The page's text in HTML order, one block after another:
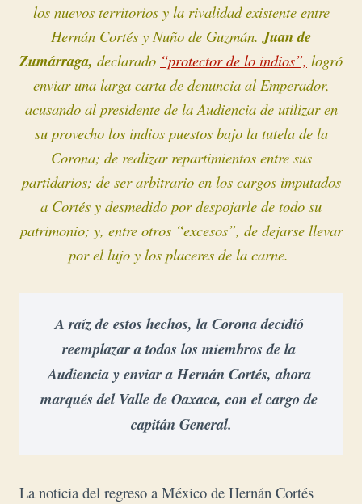
los nuevos territorios y la rivalidad existente entre
Hernán Cortés y Nuño de Guzmán.Juan de
Zumárraga, declarado “protector de lo indios”, logró
enviar una larga carta de denuncia al Emperador,
acusando al presidente de la Audiencia de utilizar en
su provecho los indios puestos bajo la tutela de la
Corona; de realizar repartimientos entre sus
partidarios; de ser arbitrario en los cargos imputados
a Cortés y desmedido por despojarle de todo su
patrimonio; y, entre otros “excesos”, de dejarse llevar
por el lujo y los placeres de la carne.
A raíz de estos hechos, la Corona decidió
reemplazar a todos los miembros de la
Audiencia y enviar a Hernán Cortés, ahora
marqués del Valle de Oaxaca, con el cargo de
capitán General.
La noticia del regreso a México de Hernán Cortés